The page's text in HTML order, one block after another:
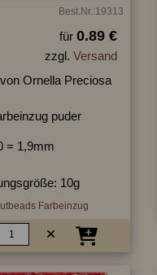
Best.Nr.:19313
für 0.89 €
zzgl. Versand
Ornella Preciosa
puder
= 1,9mm
10g
Farbeinzug